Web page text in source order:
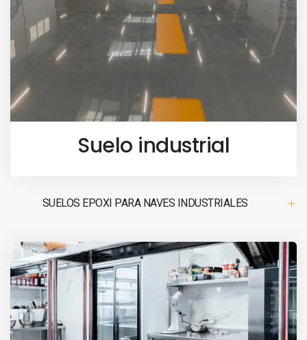
Suelo industrial
SUELOS EPOXI PARA NAVES INDUSTRIALES